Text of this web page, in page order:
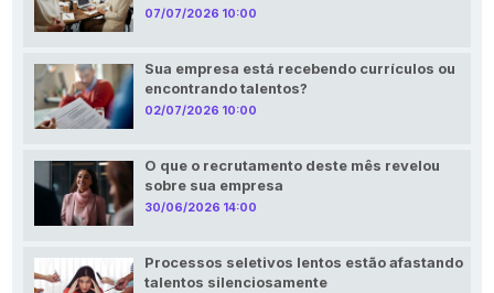
07/07/2026 10:00
Sua empresa está recebendo currículos ou
encontrando talentos?
02/07/2026 10:00
O que o recrutamento deste mês revelou
sobre sua empresa
30/06/2026 14:00
Processos seletivos lentos estão afastando
talentos silenciosamente